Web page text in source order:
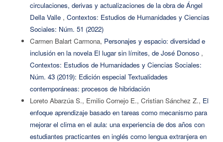
circulaciones, derivas y actualizaciones de la obra de Ángel
Della Valle , Contextos: Estudios de Humanidades y Ciencias
Sociales: Núm. 51 (2022)
Carmen Balart Carmona, Personajes y espacio: diversidad e
inclusión en la novela El lugar sin límites, de José Donoso ,
Contextos: Estudios de Humanidades y Ciencias Sociales:
Núm. 43 (2019): Edición especial Textualidades
contemporáneas: procesos de hibridación
Loreto Abarzúa S., Emilio Cornejo E., Cristian Sánchez Z., El
enfoque aprendizaje basado en tareas como mecanismo para
mejorar el clima en el aula: una experiencia de dos años con
estudiantes practicantes en inglés como lengua extranjera en